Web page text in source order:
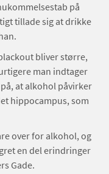
på
tillade sig at drikke
bliver større,
man indtager
at alkohol påvirker
hippocampus, som
over for alkohol, og
en del erindringer
Gade.